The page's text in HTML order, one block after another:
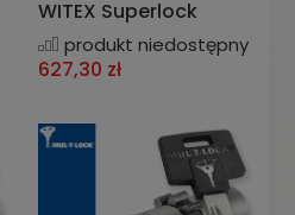
WITEX Superlock
produkt niedostępny
627,30 zł